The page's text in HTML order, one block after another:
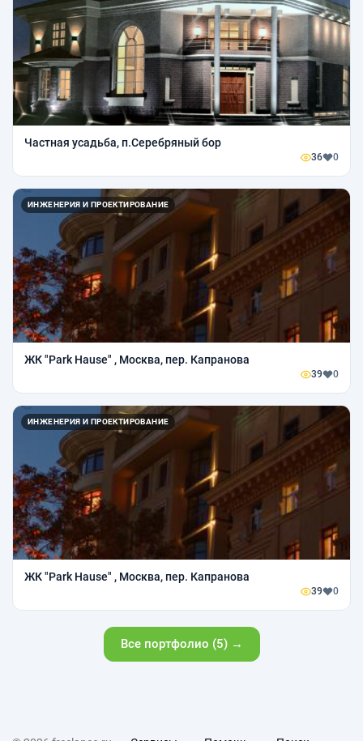
Частная усадьба, п.Серебряный бор
36 0
ИНЖЕНЕРИЯ И ПРОЕКТИРОВАНИЕ
ЖК "Park Hause" , Москва, пер. Капранова
39 0
ИНЖЕНЕРИЯ И ПРОЕКТИРОВАНИЕ
ЖК "Park Hause" , Москва, пер. Капранова
39 0
Все портфолио (5) →